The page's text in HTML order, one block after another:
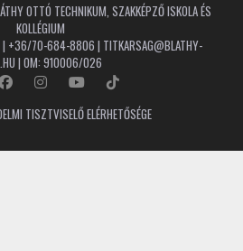
OTTÓ TECHNIKUM, SZAKKÉPZŐ ISKOLA ÉS
KOLLÉGIUM
| +36/70-684-8806 | TITKARSAG@BLATHY-
| OM: 910006/026
TISZTVISELŐ ELÉRHETŐSÉGE